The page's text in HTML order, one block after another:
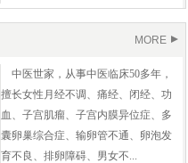
MORE
中医世家，从事中医临床50多年，
擅长女性月经不调、痛经、闭经、功
血、子宫肌瘤、子宫内膜异位症、多
囊卵巢综合症、输卵管不通、卵泡发
育不良、排卵障碍、男女不...